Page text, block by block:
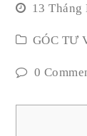
13 Tháng
GÓC TƯ
0